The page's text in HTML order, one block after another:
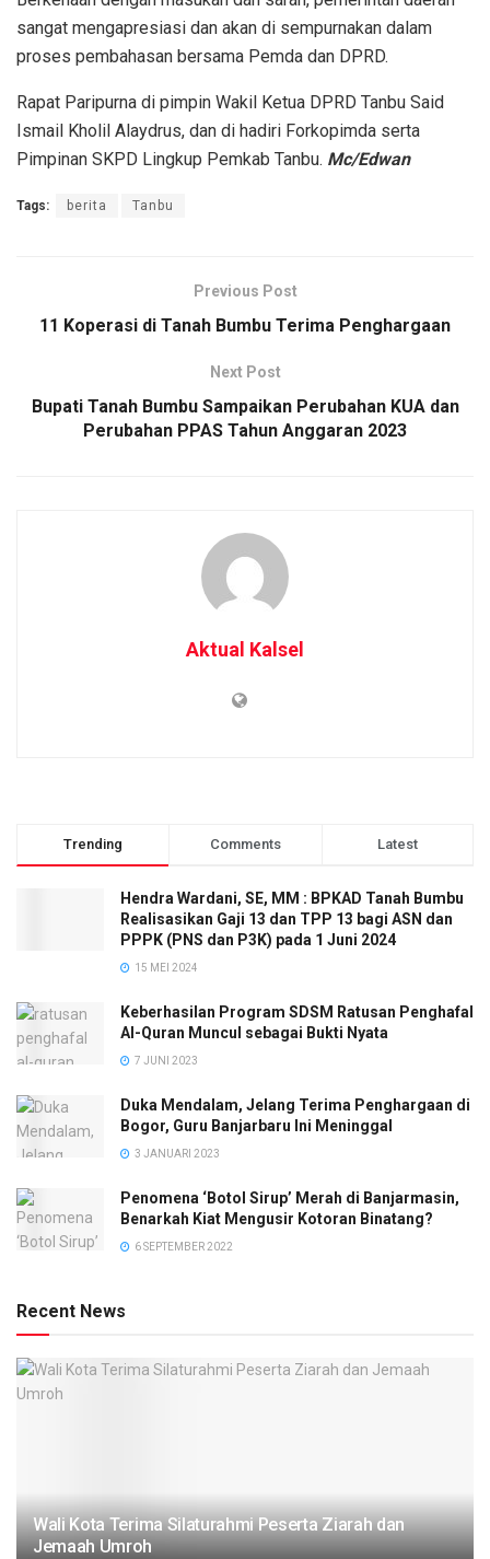
sangat mengapresiasi dan akan di sempurnakan dalam
proses pembahasan bersama Pemda dan DPRD.
Rapat Paripurna di pimpin Wakil Ketua DPRD Tanbu Said
Ismail Kholil Alaydrus, dan di hadiri Forkopimda serta
Pimpinan SKPD Lingkup Pemkab Tanbu. Mc/Edwan
Tags: berita Tanbu
Previous Post
11 Koperasi di Tanah Bumbu Terima Penghargaan
Next Post
Bupati Tanah Bumbu Sampaikan Perubahan KUA dan
Perubahan PPAS Tahun Anggaran 2023
Aktual Kalsel
Trending Comments Latest
Hendra Wardani, SE, MM : BPKAD Tanah Bumbu
Realisasikan Gaji 13 dan TPP 13 bagi ASN dan
PPPK (PNS dan P3K) pada 1 Juni 2024
15 MEI 2024
Keberhasilan Program SDSM Ratusan Penghafal
Al-Quran Muncul sebagai Bukti Nyata
7 JUNI 2023
Duka Mendalam, Jelang Terima Penghargaan di
Bogor, Guru Banjarbaru Ini Meninggal
3 JANUARI 2023
Penomena ‘Botol Sirup’ Merah di Banjarmasin,
Benarkah Kiat Mengusir Kotoran Binatang?
6 SEPTEMBER 2022
Recent News
Wali Kota Terima Silaturahmi Peserta Ziarah dan
Jemaah Umroh